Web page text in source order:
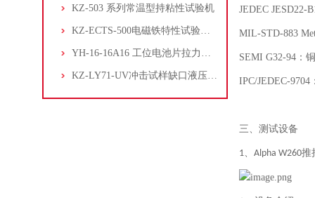
KZ-503 系列常温型持粘性试验机
KZ-ECTS-500电磁铁特性试验系统
YH-16-16A16 工位电池片拉力试验机
KZ-LY71-UV冲击试样缺口液压拉床
JEDEC JESD22-
MIL-STD-883
SEMI G32-94：
IPC/JEDEC-9704
三、 测试设备
1、 Alpha W260推